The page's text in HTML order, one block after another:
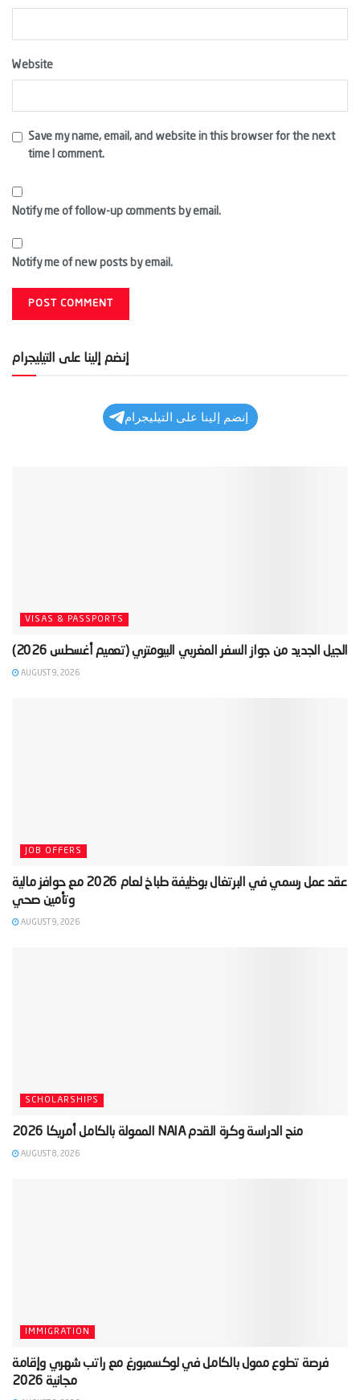
Website
Save my name, email, and website in this browser for the next
time I comment.
Notify me of follow-up comments by email.
Notify me of new posts by email.
إنضم إلينا على التيليجرام
إنضم إلينا على التيليجرام
VISAS & PASSPORTS
AUGUST 9, 2026
JOB OFFERS
‫عقد عمل رسمي في البرتغال بوظيفة طباخ لعام 2026 مع حوافز مالية
وتأمين صحي‬
AUGUST 9, 2026
SCHOLARSHIPS
‫منح الدراسة وكرة القدم NAIA الممولة بالكامل أمريكا 2026‬
AUGUST 8, 2026
IMMIGRATION
‫فرصة تطوع ممول بالكامل في لوكسمبورغ مع راتب شهري وإقامة
مجانية 2026‬